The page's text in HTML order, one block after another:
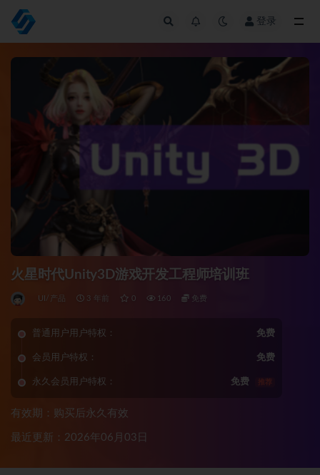
登录
火星时代Unity3D游戏开发工程师培训班
UI/产品 3 年前 0 160 免费
普通用户用户特权： 免费
会员用户特权： 免费
永久会员用户特权： 免费 推荐
有效期：购买后永久有效
最近更新：2026年06月03日